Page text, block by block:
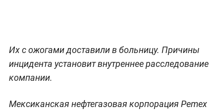
Их с ожогами доставили в больницу. Причины
инцидента установит внутреннее расследование
компании.
Мексиканская нефтегазовая корпорация Pemex